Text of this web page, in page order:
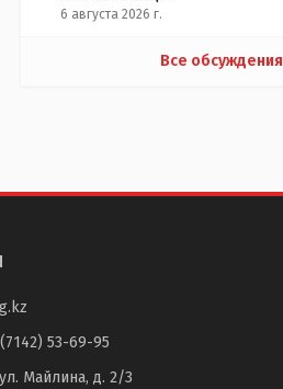
6 августа 2026 г.
Все обсуждения
(7142) 53-69-95
Майлина, д. 2/3